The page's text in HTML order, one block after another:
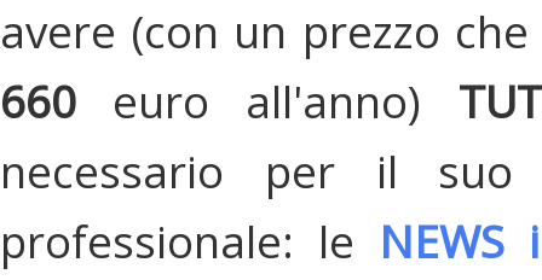
avere (con un prezzo
660 euro all'anno)
necessario per il suo
professionale: le